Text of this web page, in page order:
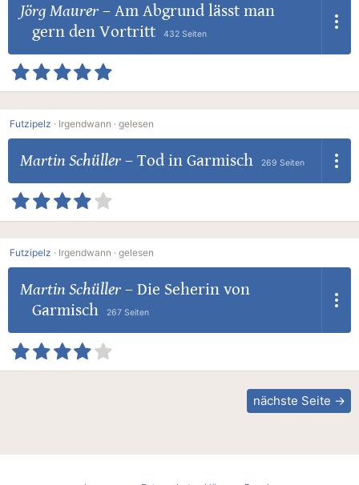
Jörg Maurer– Am Abgrund lässt man
gern den Vortritt
432 Seiten
Futzipelz · Irgendwann · gelesen
Martin Schüller– Tod in Garmisch 269 Seiten
Futzipelz · Irgendwann · gelesen
Martin Schüller– Die Seherin von
Garmisch
267 Seiten
nächste Seite →